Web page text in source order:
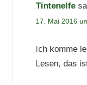
Tintenelfe
17. Mai 2016
Ich komme
Lesen, das